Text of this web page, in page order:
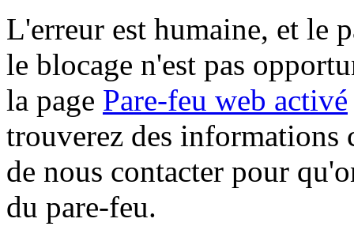
L'erreur est humaine, et le
le blocage n'est pas
la page Pare-feu web activé
trouverez des informations
de nous contacter pour
du pare-feu.